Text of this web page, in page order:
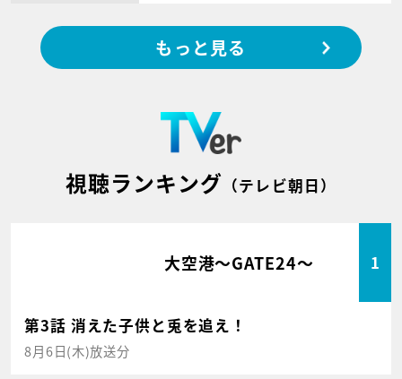
もっと見る
視聴ランキング （テレビ朝日）
大空港～GATE24～ 1
第3話 消えた子供と兎を追え！
8月6日(木)放送分